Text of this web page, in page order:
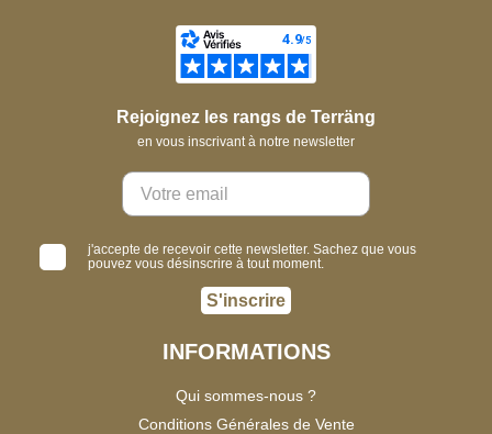
Rejoignez les rangs de Terräng
en vous inscrivant à notre newsletter
j'accepte de recevoir cette newsletter. Sachez que vous
pouvez vous désinscrire à tout moment.
S'inscrire
INFORMATIONS
Qui sommes-nous ?
Conditions Générales de Vente